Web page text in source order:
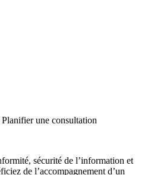
une consultation
sécurité de l’information et
de l’accompagnement d’un